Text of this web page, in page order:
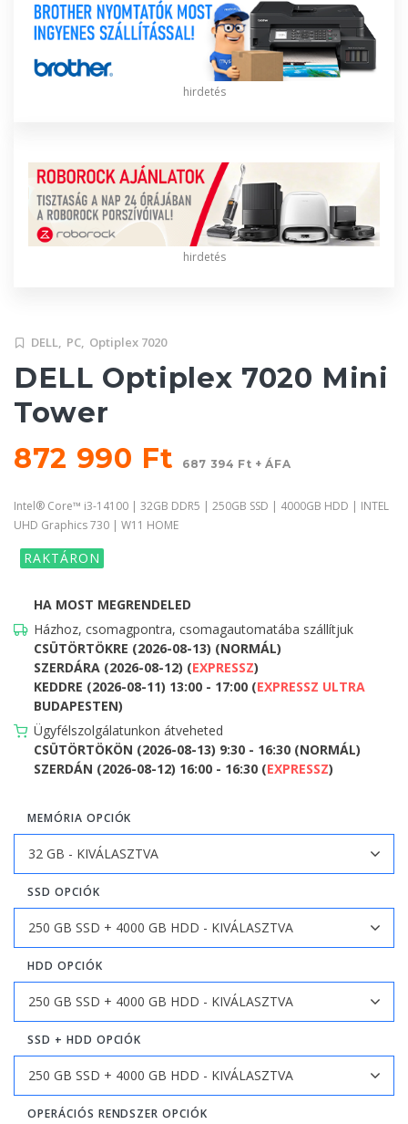
hirdetés
hirdetés
DELL, PC, Optiplex 7020
DELL Optiplex 7020 Mini
Tower
872 990 Ft
687 394 Ft + ÁFA
Intel® Core™ i3-14100 | 32GB DDR5 | 250GB SSD | 4000GB HDD | INTEL
UHD Graphics 730 | W11 HOME
RAKTÁRON
HA MOST MEGRENDELED
Házhoz, csomagpontra, csomagautomatába szállítjuk
CSÜTÖRTÖKRE (2026-08-13) (NORMÁL)
SZERDÁRA (2026-08-12) (EXPRESSZ)
KEDDRE (2026-08-11) 13:00 - 17:00 (EXPRESSZ ULTRA
BUDAPESTEN)
Ügyfélszolgálatunkon átveheted
CSÜTÖRTÖKÖN (2026-08-13) 9:30 - 16:30 (NORMÁL)
SZERDÁN (2026-08-12) 16:00 - 16:30 (EXPRESSZ)
MEMÓRIA OPCIÓK
SSD OPCIÓK
HDD OPCIÓK
SSD + HDD OPCIÓK
OPERÁCIÓS RENDSZER OPCIÓK